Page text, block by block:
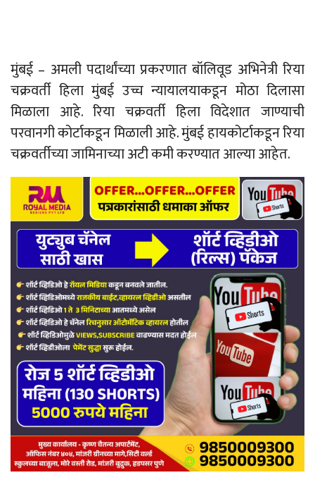
मुंबई – अमली पदार्थांच्या प्रकरणात बॉलिवूड अभिनेत्री रिया
चक्रवर्ती हिला मुंबई उच्च न्यायालयाकडून मोठा दिलासा
मिळाला आहे. रिया चक्रवर्ती हिला विदेशात जाण्याची
परवानगी कोर्टाकडून मिळाली आहे. मुंबई हायकोर्टाकडून रिया
चक्रवर्तीच्या जामिनाच्या अटी कमी करण्यात आल्या आहेत.